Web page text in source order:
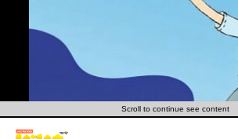
Scroll to continue see content